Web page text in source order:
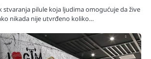
stvaranja pilule koja ljudima omogućuje da žive
nikada nije utvrđeno koliko…